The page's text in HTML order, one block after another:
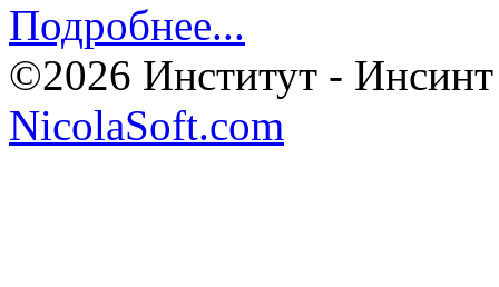
Подробнее...
©2026 Институт -
NicolaSoft.com